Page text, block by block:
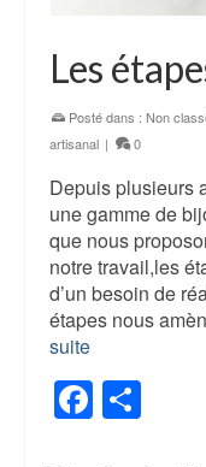
Les
Posté dans : Non
artisanal | 0
Depuis plusieurs
une gamme de
que nous
notre travail,les
d’un besoin de
étapes nous
suite